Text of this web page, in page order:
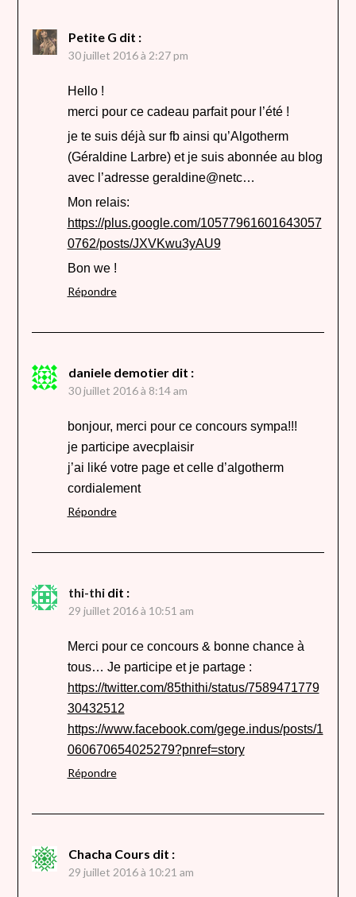
Petite G dit :
30 juillet 2016 à 2:27 pm
Hello !
merci pour ce cadeau parfait pour l’été !
je te suis déjà sur fb ainsi qu’Algotherm
(Géraldine Larbre) et je suis abonnée au blog
avec l’adresse geraldine@netc…
Mon relais:
https://plus.google.com/10577961601643057
0762/posts/JXVKwu3yAU9
Bon we !
Répondre
daniele demotier dit :
30 juillet 2016 à 8:14 am
bonjour, merci pour ce concours sympa!!!
je participe avecplaisir
j’ai liké votre page et celle d’algotherm
cordialement
Répondre
thi-thi dit :
29 juillet 2016 à 10:51 am
Merci pour ce concours & bonne chance à
tous… Je participe et je partage :
https://twitter.com/85thithi/status/7589471779
30432512
https://www.facebook.com/gege.indus/posts/1
060670654025279?pnref=story
Répondre
Chacha Cours dit :
29 juillet 2016 à 10:21 am